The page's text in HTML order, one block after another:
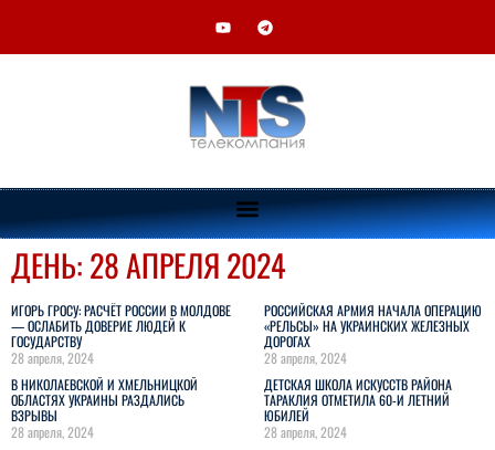
ДЕНЬ: 28 АПРЕЛЯ 2024
ИГОРЬ ГРОСУ: РАСЧЁТ РОССИИ В МОЛДОВЕ
— ОСЛАБИТЬ ДОВЕРИЕ ЛЮДЕЙ К
ГОСУДАРСТВУ
28 апреля, 2024
РОССИЙСКАЯ АРМИЯ НАЧАЛА ОПЕРАЦИЮ
«РЕЛЬСЫ» НА УКРАИНСКИХ ЖЕЛЕЗНЫХ
ДОРОГАХ
28 апреля, 2024
В НИКОЛАЕВСКОЙ И ХМЕЛЬНИЦКОЙ
ОБЛАСТЯХ УКРАИНЫ РАЗДАЛИСЬ
ВЗРЫВЫ
28 апреля, 2024
ДЕТСКАЯ ШКОЛА ИСКУССТВ РАЙОНА
ТАРАКЛИЯ ОТМЕТИЛА 60-И ЛЕТНИЙ
ЮБИЛЕЙ
28 апреля, 2024